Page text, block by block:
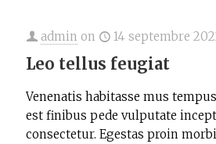
admin on 14 septembre
Leo tellus feugiat
Venenatis habitasse mus
est finibus pede vulputate
consectetur. Egestas proin